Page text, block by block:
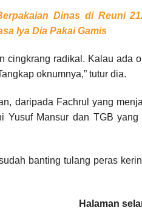
Dinas di Reuni
Iya Dia Pakai Gamis
cingkrang radikal. Kalau ada
oknumnya,” tutur dia.
daripada Fachrul yang
Yusuf Mansur dan TGB
banting tulang peras
Halaman